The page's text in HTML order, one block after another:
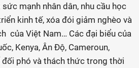
mạnh nhân dân, nhu cầu học
kinh tế, xóa đói giảm nghèo và
của Việt Nam… Các đại biểu của
Kenya, Ân Độ, Cameroun,
đối phó và thách thức trong thời